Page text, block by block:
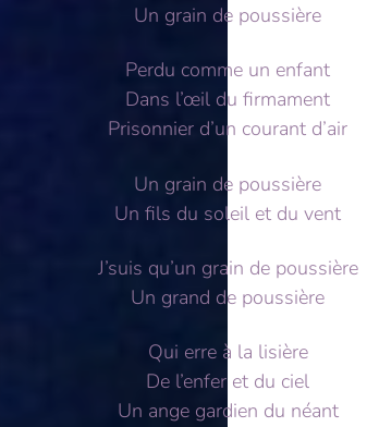
Un grain de poussière
Perdu comme un enfant
Dans l’œil du firmament
Prisonnier d’un courant d’air
Un grain de poussière
Un fils du soleil et du vent
J’suis qu’un grain de poussière
Un grand de poussière
Qui erre à la lisière
De l’enfer et du ciel
Un ange gardien du néant